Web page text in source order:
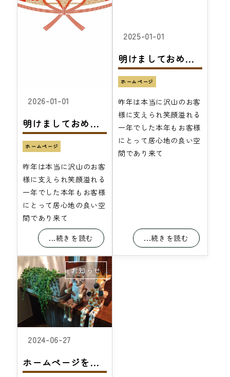
2026-01-01
明けましておめでとうございます
ホームページ
昨年は本当に沢山のお客
様に支えられ笑顔溢れる
一年でした本年もお客様
にとって居心地の良い空
間であり来て
...続きを読む
2025-01-01
明けましておめでとうございます
ホームページ
昨年は本当に沢山のお客
様に支えられ笑顔溢れる
一年でした本年もお客様
にとって居心地の良い空
間であり来て
...続きを読む
2024-06-27
ホームページをリニューアルしました
お知らせ